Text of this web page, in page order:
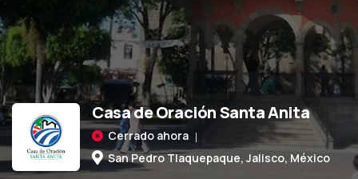
Casa de Oración Santa Anita
Cerrado ahora
San Pedro Tlaquepaque, Jalisco, México